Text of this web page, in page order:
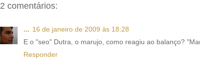
2 comentários:
... 16 de janeiro de 2009 às 18:28
E o "seo" Dutra, o marujo, como reagiu ao balanço?
Responder